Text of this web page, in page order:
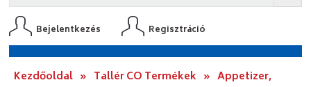
Bejelentkezés Regisztráció
Kezdőoldal » Tallér CO Termékek » Appetizer,